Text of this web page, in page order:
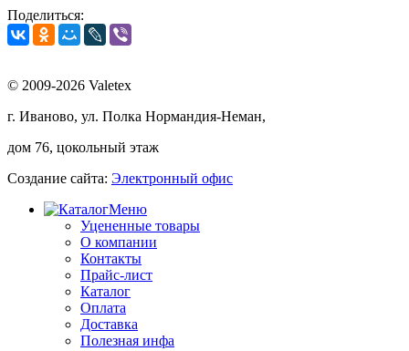
Поделиться:
© 2009-2026 Valetex
г. Иваново, ул. Полка Нормандия-Неман,
дом 76, цокольный этаж
Создание сайта: Электронный офис
Меню
Уцененные товары
О компании
Контакты
Прайс-лист
Каталог
Оплата
Доставка
Полезная инфа